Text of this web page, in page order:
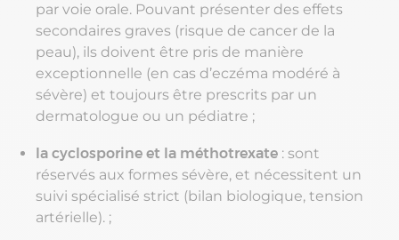
par voie orale. Pouvant présenter des effets
secondaires graves (risque de cancer de la
peau), ils doivent être pris de manière
exceptionnelle (en cas d’eczéma modéré à
sévère) et toujours être prescrits par un
dermatologue ou un pédiatre ;
la cyclosporine et la méthotrexate : sont
réservés aux formes sévère, et nécessitent un
suivi spécialisé strict (bilan biologique, tension
artérielle). ;